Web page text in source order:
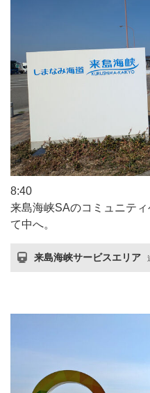
8:40
来島海峡SAのコミュニテ
て中へ。
来島海峡サービスエリア